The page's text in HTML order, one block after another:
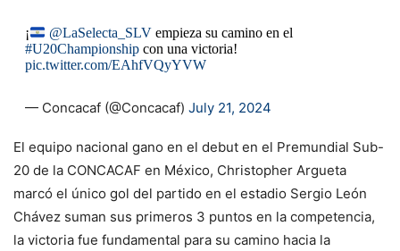
¡ @LaSelecta_SLVempieza su camino en el
#U20Championshipcon una victoria!
pic.twitter.com/EAhfVQyYVW
— Concacaf (@Concacaf) July 21, 2024
El equipo nacional gano en el debut en el Premundial Sub-
20 de la CONCACAF en México, Christopher Argueta
marcó el único gol del partido en el estadio Sergio León
Chávez suman sus primeros 3 puntos en la competencia,
la victoria fue fundamental para su camino hacia la